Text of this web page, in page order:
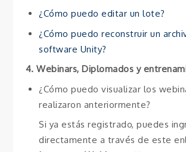
¿Cómo puedo editar un lote?
¿Cómo puedo reconstruir un
software Unity?
4. Webinars, Diplomados y
¿Cómo puedo visualizar los
realizaron anteriormente?
Si ya estás registrado, puedes
directamente a través de este